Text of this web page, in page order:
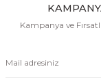
Kampanya ve